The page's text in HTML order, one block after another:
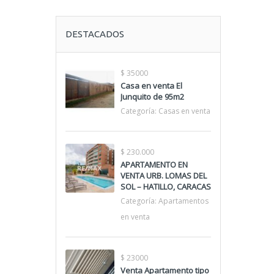
DESTACADOS
$ 35000
Casa en venta El
Junquito de 95m2
Categoría: Casas en venta
$ 230.000
APARTAMENTO EN
VENTA URB. LOMAS DEL
SOL – HATILLO, CARACAS
Categoría: Apartamentos
en venta
$ 23000
Venta Apartamento tipo